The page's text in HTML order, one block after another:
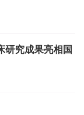
研究成果亮相国